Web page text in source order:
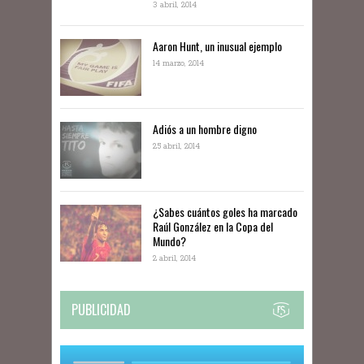
3 abril, 2014
Aaron Hunt, un inusual ejemplo
14 marzo, 2014
Adiós a un hombre digno
25 abril, 2014
¿Sabes cuántos goles ha marcado
Raúl González en la Copa del
Mundo?
2 abril, 2014
PUBLICIDAD